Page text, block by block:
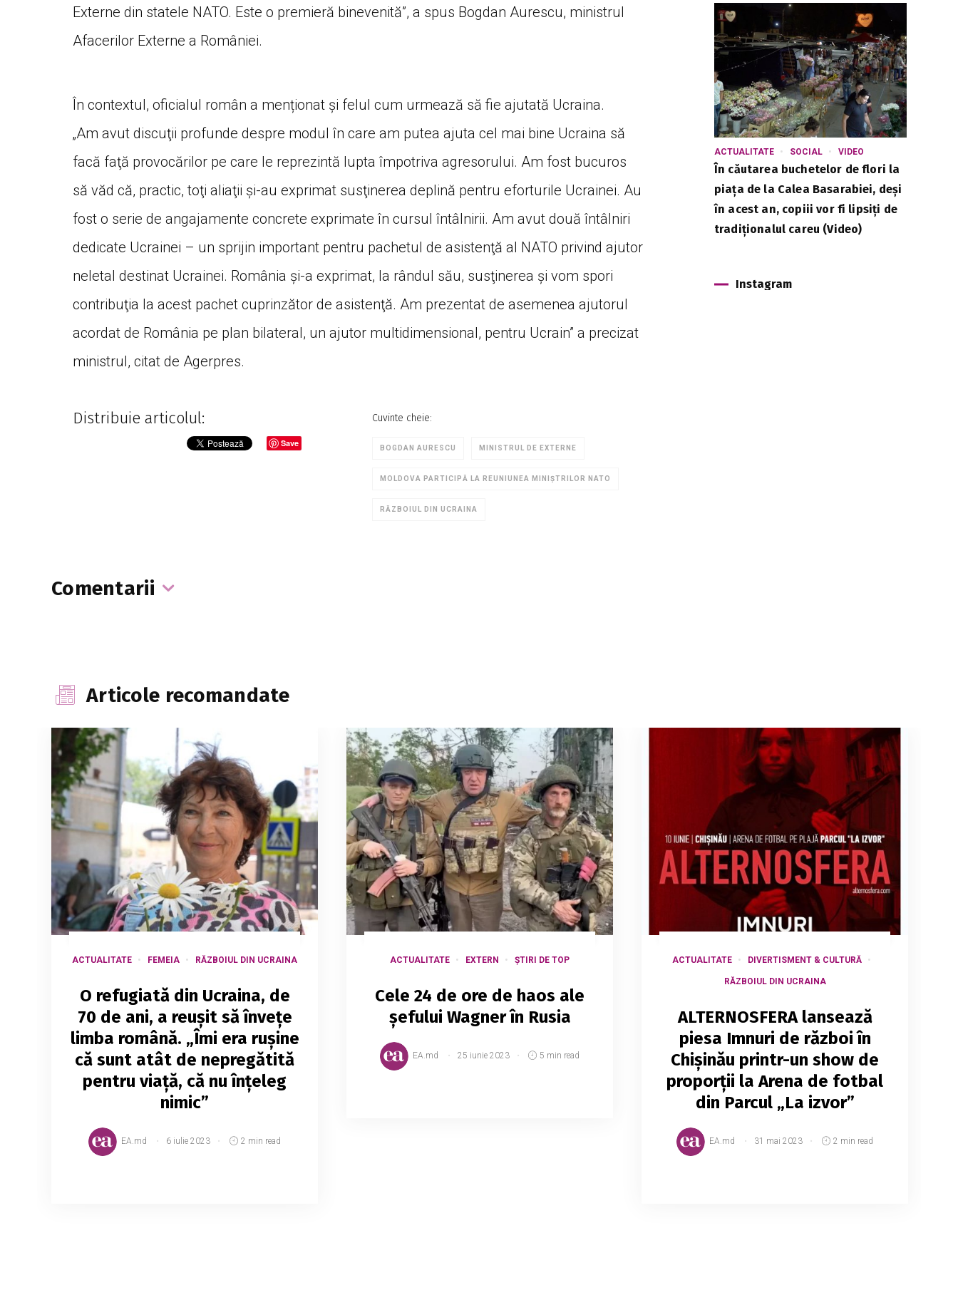
Externe din statele NATO. Este o premieră binevenită”, a spus Bogdan Aurescu, ministrul
Afacerilor Externe a României.
În contextul, oficialul român a menționat și felul cum urmează să fie ajutată Ucraina.
„Am avut discuţii profunde despre modul în care am putea ajuta cel mai bine Ucraina să
facă faţă provocărilor pe care le reprezintă lupta împotriva agresorului. Am fost bucuros
să văd că, practic, toţi aliaţii şi-au exprimat susţinerea deplină pentru eforturile Ucrainei. Au
fost o serie de angajamente concrete exprimate în cursul întâlnirii. Am avut două întâlniri
dedicate Ucrainei – un sprijin important pentru pachetul de asistenţă al NATO privind ajutor
neletal destinat Ucrainei. România şi-a exprimat, la rândul său, susţinerea şi vom spori
contribuţia la acest pachet cuprinzător de asistenţă. Am prezentat de asemenea ajutorul
acordat de România pe plan bilateral, un ajutor multidimensional, pentru Ucrain” a precizat
ministrul, citat de Agerpres.
Distribuie articolul:
Save
Cuvinte cheie:
BOGDAN AURESCU MINISTRUL DE EXTERNE
MOLDOVA PARTICIPĂ LA REUNIUNEA MINIȘTRILOR NATO
RĂZBOIUL DIN UCRAINA
Comentarii
ACTUALITATE SOCIAL VIDEO
În căutarea buchetelor de flori la
piața de la Calea Basarabiei, deși
în acest an, copiii vor fi lipsiți de
tradiționalul careu (Video)
Instagram
Articole recomandate
ACTUALITATE FEMEIA RĂZBOIUL DIN UCRAINA
O refugiată din Ucraina, de
70 de ani, a reușit să învețe
limba română. „Îmi era rușine
că sunt atât de nepregătită
pentru viață, că nu înțeleg
nimic”
EA.md 6 iulie 2023 2 min read
ACTUALITATE EXTERN ȘTIRI DE TOP
Cele 24 de ore de haos ale
șefului Wagner în Rusia
EA.md 25 iunie 2023 5 min read
ACTUALITATE DIVERTISMENT & CULTURĂ
RĂZBOIUL DIN UCRAINA
ALTERNOSFERA lansează
piesa Imnuri de război în
Chișinău printr-un show de
proporții la Arena de fotbal
din Parcul „La izvor”
EA.md 31 mai 2023 2 min read